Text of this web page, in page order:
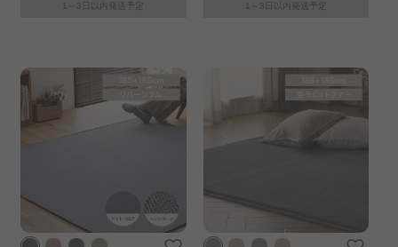
1～3日以内発送予定 1～3日以内発送予定